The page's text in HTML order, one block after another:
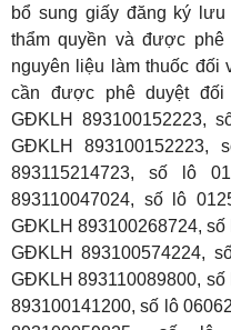
bổ sung giấy đăng ký
thẩm quyền và được
nguyên liệu làm thuốc đối
cần được phê duyệt
GĐKLH 893100152223,
GĐKLH 893100152223,
893115214723, số lô
893110047024, số lô
GĐKLH 893100268724, số
GĐKLH 893100574224,
GĐKLH 893110089800,
893100141200, số lô